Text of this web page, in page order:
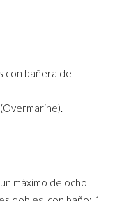
con bañera de
máximo de ocho